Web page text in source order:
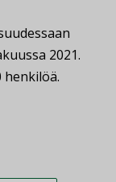
2021.
henkilöä.